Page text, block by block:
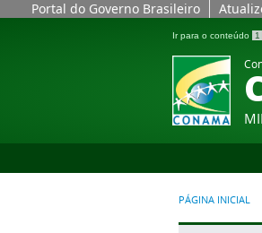
Portal do Governo Brasileiro
Ir para o conteúdo 1
PÁGINA INICIAL